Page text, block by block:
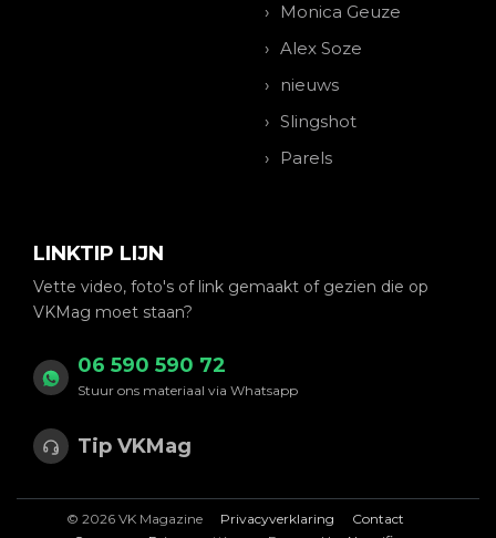
Monica Geuze
Alex Soze
nieuws
Slingshot
Parels
LINKTIP LIJN
Vette video, foto's of link gemaakt of gezien die op
VKMag moet staan?
06 590 590 72
Stuur ons materiaal via Whatsapp
Tip VKMag
© 2026 VK Magazine Privacyverklaring
Contact